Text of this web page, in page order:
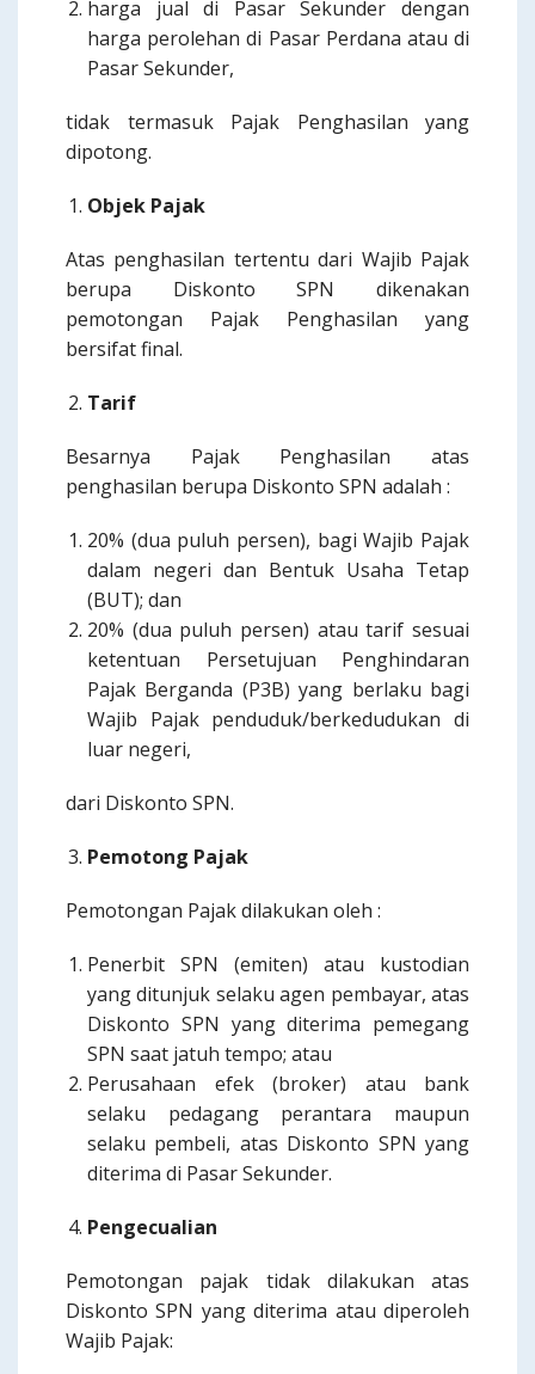
harga jual di Pasar Sekunder dengan
harga perolehan di Pasar Perdana atau di
Pasar Sekunder,
tidak termasuk Pajak Penghasilan yang
dipotong.
Objek Pajak
Atas penghasilan tertentu dari Wajib Pajak
berupa Diskonto SPN dikenakan
pemotongan Pajak Penghasilan yang
bersifat final.
Tarif
Besarnya Pajak Penghasilan atas
penghasilan berupa Diskonto SPN adalah :
20% (dua puluh persen), bagi Wajib Pajak
dalam negeri dan Bentuk Usaha Tetap
(BUT); dan
20% (dua puluh persen) atau tarif sesuai
ketentuan Persetujuan Penghindaran
Pajak Berganda (P3B) yang berlaku bagi
Wajib Pajak penduduk/berkedudukan di
luar negeri,
dari Diskonto SPN.
Pemotong Pajak
Pemotongan Pajak dilakukan oleh :
Penerbit SPN (emiten) atau kustodian
yang ditunjuk selaku agen pembayar, atas
Diskonto SPN yang diterima pemegang
SPN saat jatuh tempo; atau
Perusahaan efek (broker) atau bank
selaku pedagang perantara maupun
selaku pembeli, atas Diskonto SPN yang
diterima di Pasar Sekunder.
Pengecualian
Pemotongan pajak tidak dilakukan atas
Diskonto SPN yang diterima atau diperoleh
Wajib Pajak: